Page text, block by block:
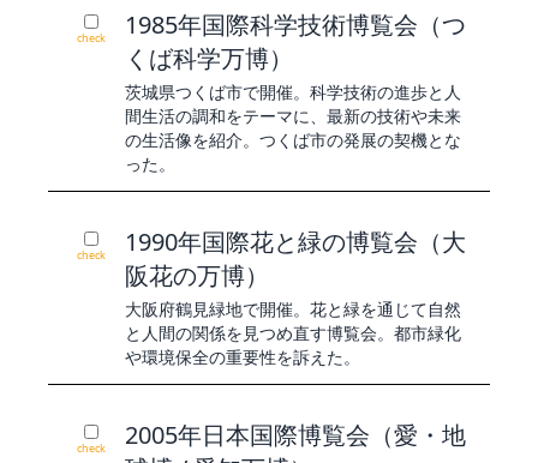
check
1985年国際科学技術博覧会（つ
くば科学万博）
茨城県つくば市で開催。科学技術の進歩と人
間生活の調和をテーマに、最新の技術や未来
の生活像を紹介。つくば市の発展の契機とな
った。
check
1990年国際花と緑の博覧会（大
阪花の万博）
大阪府鶴見緑地で開催。花と緑を通じて自然
と人間の関係を見つめ直す博覧会。都市緑化
や環境保全の重要性を訴えた。
check
2005年日本国際博覧会（愛・地